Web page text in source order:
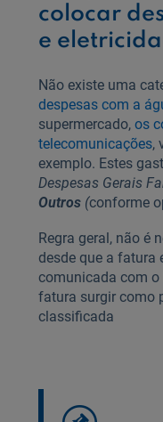
colocar
e
Não existe uma
despesas com a
supermercado, os
telecomunicações,
exemplo. Estes
Despesas Gerais
Outros(conforme
Regra geral, não é
desde que a fatura
comunicada com o
fatura surgir como
classificada